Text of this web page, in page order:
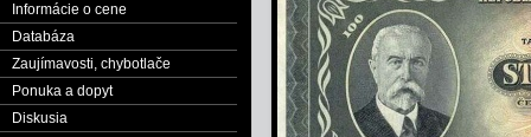
Informácie o cene
Databáza
Zaujímavosti, chybotlače
Ponuka a dopyt
Diskusia